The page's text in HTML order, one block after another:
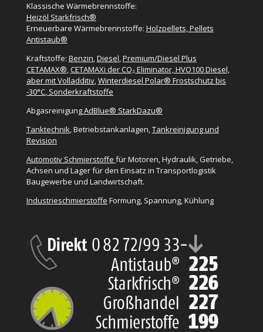
Klassische Wärmebrennstoffe:
Heizöl Starkfrisch®
Erneuerbare Wärmebrennstoffe: Holzpellets, Pellets
Antistaub®
Kraftstoffe: Benzin,Diesel,Premium/Diesel Plus
CETAMAX®,CETAMAXi der CO₂ Eliminator, HVO100 Diesel,
aber mit Volladditiv,Winterdiesel Polar® Frostschutz bis
-30°C, Sonderkraftstoffe
AbgasreinigungAdBlue® StarkDazu®
Tanktechnik, Betriebstankanlagen,Tankreinigung und
Revision
Automotiv Schmierstoffe für Motoren, Hydraulik, Getriebe,
Achsen und Lager für den Einsatz in Transportlogistik
Baugewerbe und Landwirtschaft.
Industrieschmierstoffe Formung, Spannung, Kühlung